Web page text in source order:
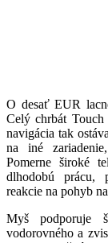
O desať EUR
Celý chrbát
navigácia tak
na iné
Pomerne široké
dlhodobú prácu,
reakcie na pohyb
Myš podporuje
vodorovného a